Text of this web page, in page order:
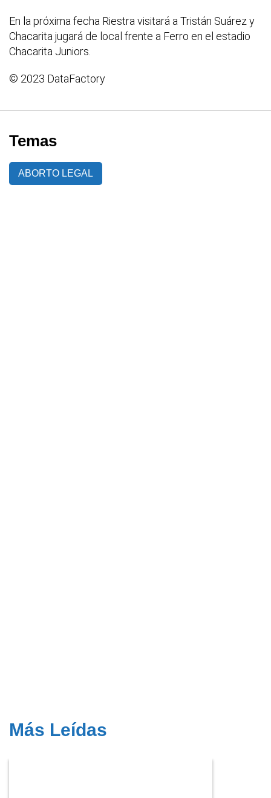
En la próxima fecha Riestra visitará a Tristán Suárez y
Chacarita jugará de local frente a Ferro en el estadio
Chacarita Juniors.
© 2023 DataFactory
Temas
ABORTO LEGAL
Más Leídas